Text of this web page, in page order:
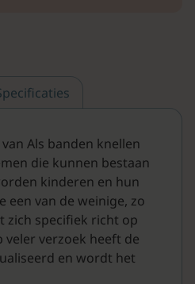
Als banden knellen
die kunnen bestaan
kinderen en hun
een van de weinige, zo
zich specifiek richt op
veler verzoek heeft de
en wordt het